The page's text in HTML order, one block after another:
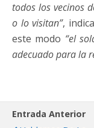
todos los vecinos
o lo visitan”,
este modo “el
adecuado para la
Entrada Anterior